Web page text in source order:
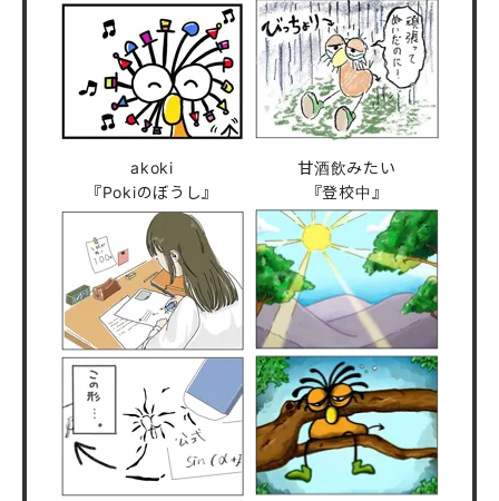
akoki
『Pokiのぼうし』
甘酒飲みたい
『登校中』